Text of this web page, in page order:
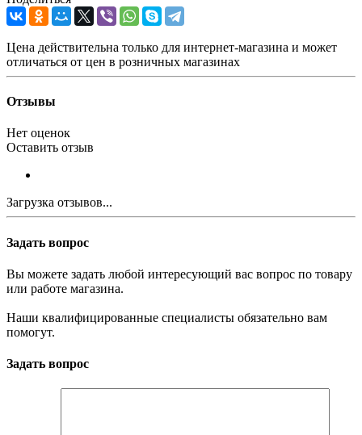
Цена действительна только для интернет-магазина и может
отличаться от цен в розничных магазинах
Отзывы
Нет оценок
Оставить отзыв
Загрузка отзывов...
Задать вопрос
Вы можете задать любой интересующий вас вопрос по товару
или работе магазина.
Наши квалифицированные специалисты обязательно вам
помогут.
Задать вопрос